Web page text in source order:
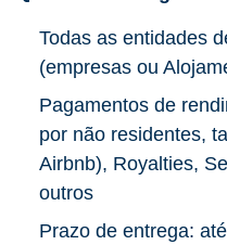
Todas as entidades
(empresas ou
Pagamentos de
por não residentes,
Airbnb), Royalties,
outros
Prazo de entrega: